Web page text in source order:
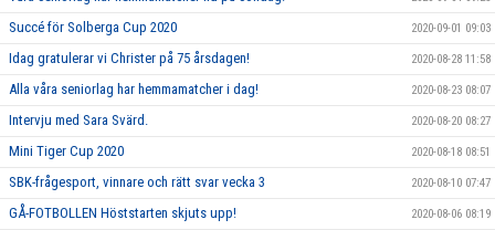
Succé för Solberga Cup 2020 2020-09-01 09:03
Idag gratulerar vi Christer på 75 årsdagen! 2020-08-28 11:58
Alla våra seniorlag har hemmamatcher i dag! 2020-08-23 08:07
Intervju med Sara Svärd. 2020-08-20 08:27
Mini Tiger Cup 2020 2020-08-18 08:51
SBK-frågesport, vinnare och rätt svar vecka 3 2020-08-10 07:47
GÅ-FOTBOLLEN Höststarten skjuts upp! 2020-08-06 08:19